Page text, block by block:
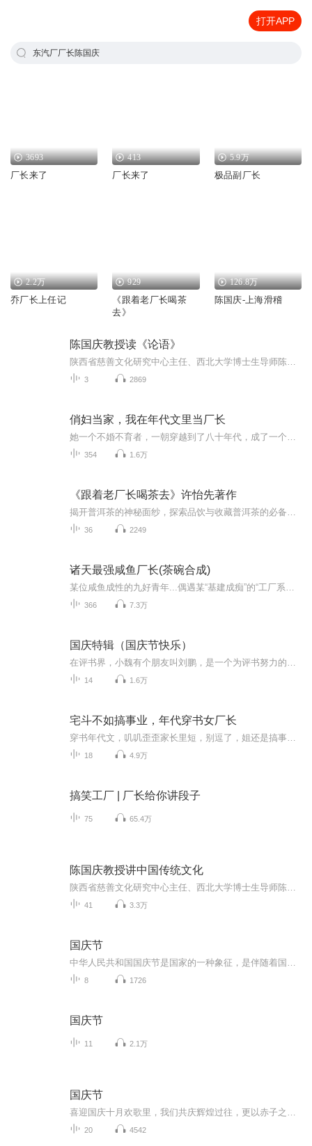
打开APP
东汽厂厂长陈国庆
3693
厂长来了
413
厂长来了
5.9万
极品副厂长
2.2万
乔厂长上任记
929
《跟着老厂长喝茶
去》
126.8万
陈国庆-上海滑稽
陈国庆教授读《论语》
3 2869
俏妇当家，我在年代文里当厂长
354 1.6万
《跟着老厂长喝茶去》许怡先著作
36 2249
诸天最强咸鱼厂长(茶碗合成)
366 7.3万
国庆特辑（国庆节快乐）
14 1.6万
宅斗不如搞事业，年代穿书女厂长
18 4.9万
搞笑工厂 | 厂长给你讲段子
75 65.4万
陈国庆教授讲中国传统文化
41 3.3万
国庆节
8 1726
国庆节
11 2.1万
国庆节
20 4542